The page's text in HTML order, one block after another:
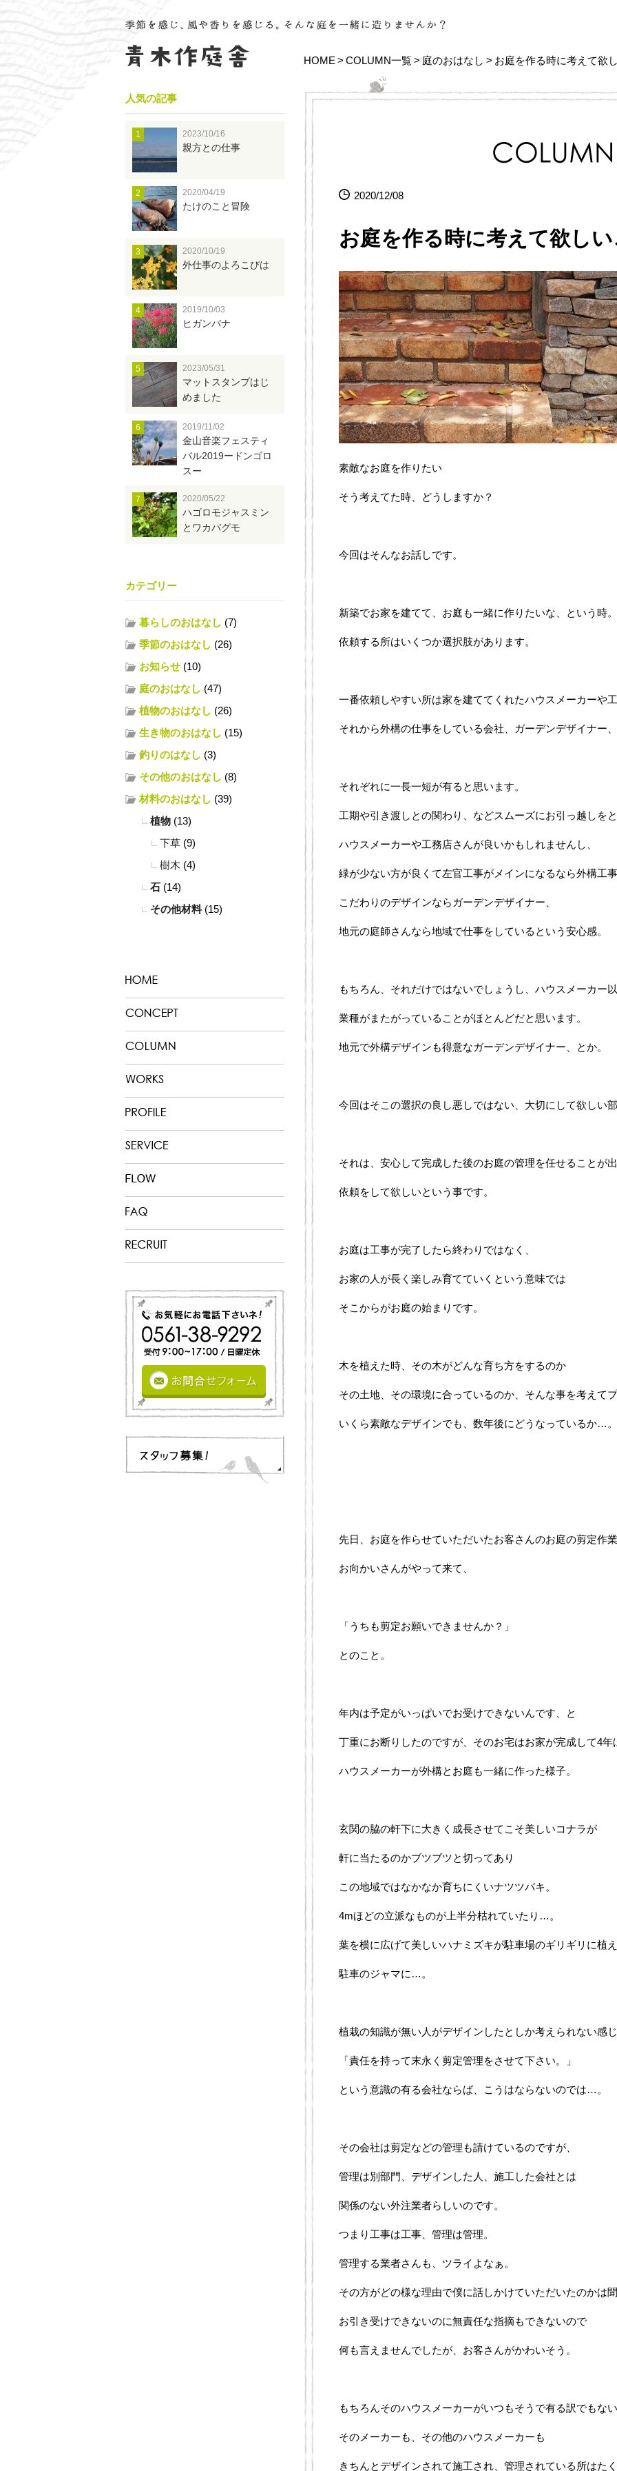
HOME COLUMN一覧 庭のおはなし お庭を作る時に考えて欲
2020/12/08
お庭を作る時に考えて欲し
素敵なお庭を作りたい
そう考えてた時、どうしますか？
今回はそんなお話しです。
新築でお家を建てて、お庭も一緒に作りたいな、という時。
依頼する所はいくつか選択肢があります。
一番依頼しやすい所は家を建ててくれたハウスメーカーや
それから外構の仕事をしている会社、ガーデンデザイナー
それぞれに一長一短が有ると思います。
工期や引き渡しとの関わり、などスムーズにお引っ越しを
ハウスメーカーや工務店さんが良いかもしれませんし、
緑が少ない方が良くて左官工事がメインになるなら外構工
こだわりのデザインならガーデンデザイナー、
地元の庭師さんなら地域で仕事をしているという安心感。
もちろん、それだけではないでしょうし、ハウスメーカー
業種がまたがっていることがほとんどだと思います。
地元で外構デザインも得意なガーデンデザイナー、とか。
今回はそこの選択の良し悪しではない、大切にして欲しい
それは、安心して完成した後のお庭の管理を任せることが
依頼をして欲しいという事です。
お庭は工事が完了したら終わりではなく、
お家の人が長く楽しみ育てていくという意味では
そこからがお庭の始まりです。
木を植えた時、その木がどんな育ち方をするのか
その土地、その環境に合っているのか、そんな事を考えて
いくら素敵なデザインでも、数年後にどうなっているか…。
先日、お庭を作らせていただいたお客さんのお庭の剪定作
お向かいさんがやって来て、
「うちも剪定お願いできませんか？」
とのこと。
年内は予定がいっぱいでお受けできないんです、と
丁重にお断りしたのですが、そのお宅はお家が完成して4年
ハウスメーカーが外構とお庭も一緒に作った様子。
玄関の脇の軒下に大きく成長させてこそ美しいコナラが
軒に当たるのかブツブツと切ってあり
この地域ではなかなか育ちにくいナツツバキ。
4mほどの立派なものが上半分枯れていたり…。
葉を横に広げて美しいハナミズキが駐車場のギリギリに植
駐車のジャマに…。
植栽の知識が無い人がデザインしたとしか考えられない感
「責任を持って末永く剪定管理をさせて下さい。」
という意識の有る会社ならば、こうはならないのでは…。
その会社は剪定などの管理も請けているのですが、
管理は別部門、デザインした人、施工した会社とは
関係のない外注業者らしいのです。
つまり工事は工事、管理は管理。
管理する業者さんも、ツライよなぁ。
その方がどの様な理由で僕に話しかけていただいたのかは
お引き受けできないのに無責任な指摘もできないので
何も言えませんでしたが、お客さんがかわいそう。
もちろんそのハウスメーカーがいつもそうで有る訳でもな
そのメーカーも、その他のハウスメーカーも
きちんとデザインされて施工され、管理されている所はた
人気の記事
2023/10/16
親方との仕事
1
2020/04/19
たけのこと冒険
2
2020/10/19
外仕事のよろこびは
3
2019/10/03
ヒガンバナ
4
2023/05/31
マットスタンプはじ
めました
5
2019/11/02
金山音楽フェスティ
バル2019ードンゴロ
スー
6
2020/05/22
ハゴロモジャスミン
とワカバグモ
7
カテゴリー
暮らしのおはなし (7)
季節のおはなし (26)
お知らせ (10)
庭のおはなし (47)
植物のおはなし (26)
生き物のおはなし (15)
釣りのはなし (3)
その他のおはなし (8)
材料のおはなし (39)
植物 (13)
下草 (9)
樹木 (4)
石 (14)
その他材料(15)